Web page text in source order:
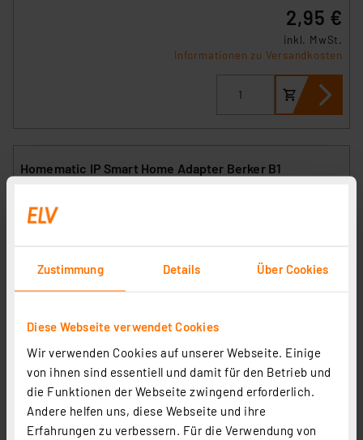
Zustimmung Details Über Cookies
Diese Webseite verwendet Cookies
Wir verwenden Cookies auf unserer Webseite. Einige
von ihnen sind essentiell und damit für den Betrieb und
die Funktionen der Webseite zwingend erforderlich.
Andere helfen uns, diese Webseite und ihre
Erfahrungen zu verbessern. Für die Verwendung von
2,95 €
inkl. MwSt.
Informationen zu Versandkosten
Homematic IP Smart Home Adapter Berker B1
2
inkl. MwSt.
Homematic IP Smart Home Adapter Jung J1
Artikel-Nr. 144742